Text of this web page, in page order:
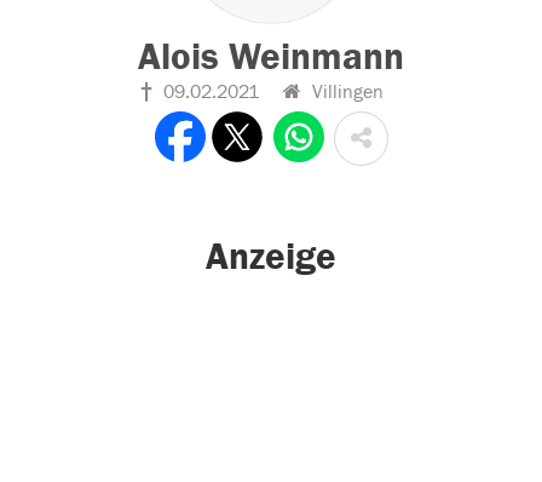
Alois Weinmann
09.02.2021 Villingen
Anzeige